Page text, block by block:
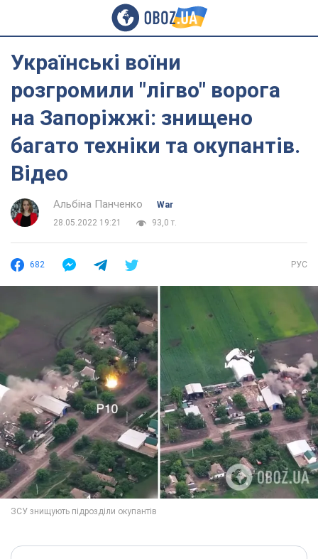
Українські воїни
розгромили "лігво" ворога
на Запоріжжі: знищено
багато техніки та окупантів.
Відео
Альбіна Панченко
War
28.05.2022 19:21
93,0 т.
682 РУС